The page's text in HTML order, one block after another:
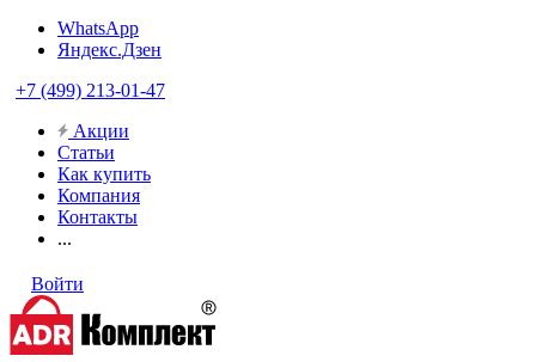
WhatsApp
Яндекс.Дзен
+7 (499) 213-01-47
Акции
Статьи
Как купить
Компания
Контакты
...
Войти